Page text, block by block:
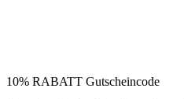
10% RABATT Gutscheincode